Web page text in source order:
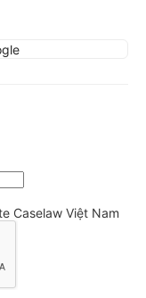
Caselaw Việt Nam